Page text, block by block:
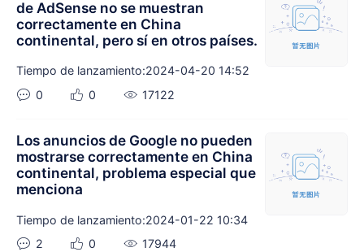
ocesamiento por lotes (hasta 50) y archi
vos de gran tamaño (hasta 1024 MB), lo
que resulta adecuado para redes sociale
l funcionamiento sencillo y la compresió
n con un solo clic ayudan a mejorar la vel
de AdSense no se muestran
correctamente en China
continental, pero sí en otros países.
Tiempo de lanzamiento:2024-04-20 14:52
0
0 17122
Los anuncios de Google no pueden
mostrarse correctamente en China
continental, problema especial que
menciona
Tiempo de lanzamiento:2024-01-22 10:34
2
0 17944